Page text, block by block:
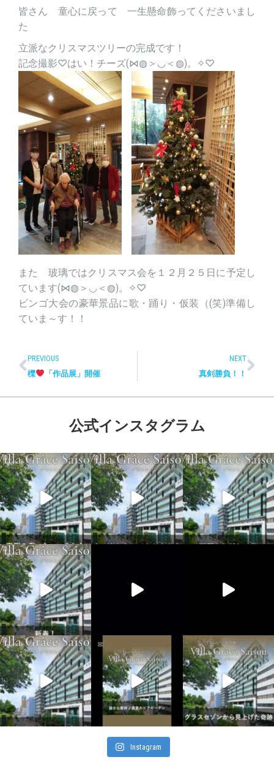
皆さん 童心に戻って 一生懸命飾ってくださいまし
た
立派なクリスマスツリーの完成です！
記念撮影♡はい！チーズ(⋈◍＞◡＜◍)。✧♡
また 玻璃ではクリスマス会を１２月２５日に予定し
ています(⋈◍＞◡＜◍)。✧♡
ビンゴ大会の豪華景品に歌・踊り・仮装（(笑)準備し
ていま～す！！
PREVIOUS
櫟
「作品展」開催
NEXT
真剣勝負！！
公式インスタグラム
Instagram